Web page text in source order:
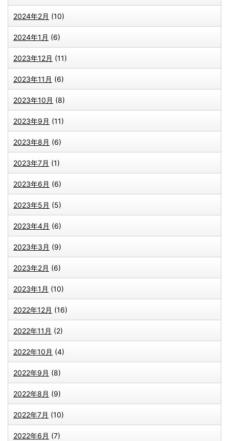
2024年2月 (10)
2024年1月 (6)
2023年12月 (11)
2023年11月 (6)
2023年10月 (8)
2023年9月 (11)
2023年8月 (6)
2023年7月 (1)
2023年6月 (6)
2023年5月 (5)
2023年4月 (6)
2023年3月 (9)
2023年2月 (6)
2023年1月 (10)
2022年12月 (16)
2022年11月 (2)
2022年10月 (4)
2022年9月 (8)
2022年8月 (9)
2022年7月 (10)
2022年6月 (7)